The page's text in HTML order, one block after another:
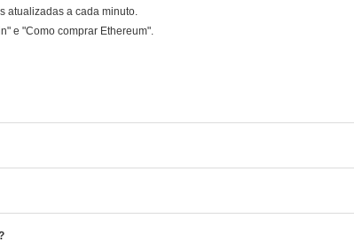
atualizadas a cada minuto.
e "Como comprar Ethereum".